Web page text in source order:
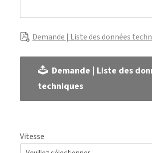
Demande | Liste des données
Demande | Liste des
techniques
Vitesse